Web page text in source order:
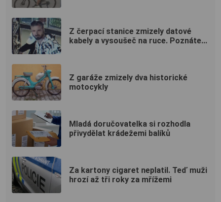
Z čerpací stanice zmizely datové
kabely a vysoušeč na ruce. Poznáte...
Z garáže zmizely dva historické
motocykly
Mladá doručovatelka si rozhodla
přivydělat krádežemi balíků
Za kartony cigaret neplatil. Teď muži
hrozí až tři roky za mřížemi